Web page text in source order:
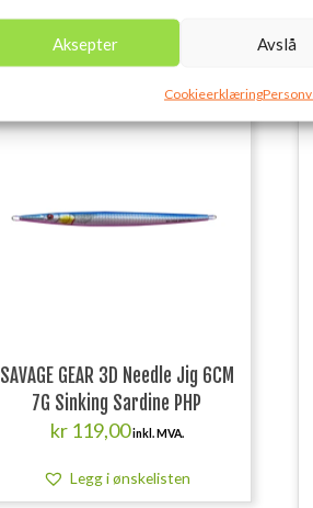
Aksepter Avslå
Cookieerklæring
Utsolgt
SAVAGE GEAR 3D Needle Jig 6CM
7G Sinking Sardine PHP
kr119,00 inkl. MVA.
Legg i ønskelisten